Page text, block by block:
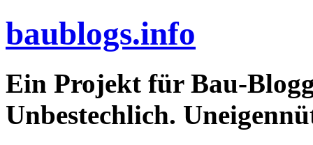
baublogs.info
Ein Projekt für Bau-
Unbestechlich.